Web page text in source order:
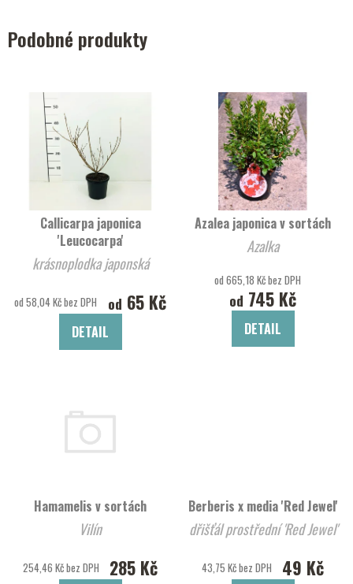
Podobné produkty
Callicarpa japonica
'Leucocarpa'
krásnoplodka japonská
od 58,04 Kč bez DPH od 65 Kč
DETAIL
Azalea japonica v sortách
Azalka
od 665,18 Kč bez DPH
od 745 Kč
DETAIL
Hamamelis v sortách
Vilín
254,46 Kč bez DPH 285 Kč
Berberis x media 'Red Jewel'
dřišťál prostřední 'Red Jewel'
43,75 Kč bez DPH 49 Kč